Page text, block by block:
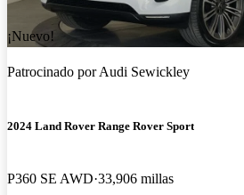
¡Nuevo!
Patrocinado porAudi Sewickley
2024 Land Rover Range Rover Sport
P360 SE AWD 33,906 millas